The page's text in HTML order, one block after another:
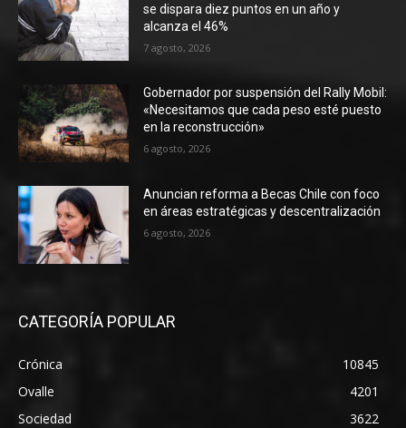
se dispara diez puntos en un año y
alcanza el 46%
7 agosto, 2026
Gobernador por suspensión del Rally Mobil:
«Necesitamos que cada peso esté puesto
en la reconstrucción»
6 agosto, 2026
Anuncian reforma a Becas Chile con foco
en áreas estratégicas y descentralización
6 agosto, 2026
CATEGORÍA POPULAR
Crónica
10845
Ovalle
4201
Sociedad
3622